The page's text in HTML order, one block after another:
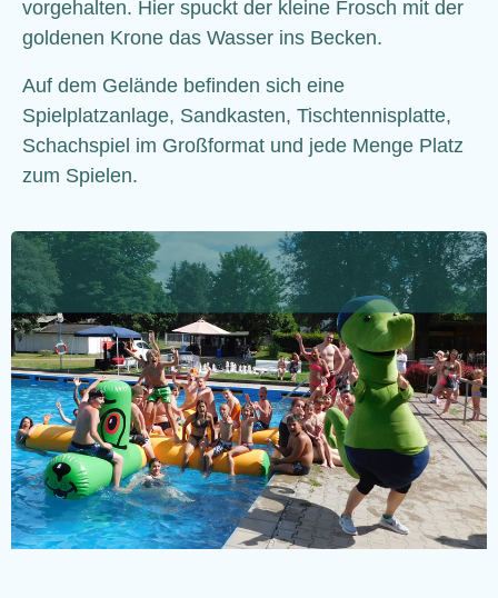
vorgehalten. Hier spuckt der kleine Frosch mit der
goldenen Krone das Wasser ins Becken.
Auf dem Gelände befinden sich eine
Spielplatzanlage, Sandkasten, Tischtennisplatte,
Schachspiel im Großformat und jede Menge Platz
zum Spielen.